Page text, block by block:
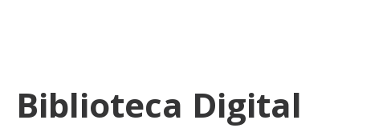
Biblioteca Digital